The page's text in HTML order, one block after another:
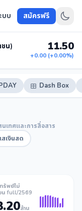
บบ สมัครฟรี
น) 11.50
+0.00 (+0.00%)
Dash Box
นเทศและการสื่อสาร
เงินสด
รัพย์ไม่
น full/2569
ล้าน